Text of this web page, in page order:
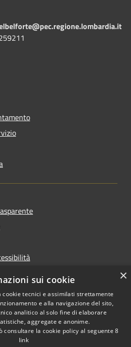
Copyright © 2026 • Comune di
Castelbelforte • Powered by
Municipium• Accesso
×
sui cookie
cookie tecnici e assimilati strettamente
e alla navigazione del sito,
analitico al solo fine di elaborare
aggregate e anonime.
consultare la cookie policy al seguente8
link